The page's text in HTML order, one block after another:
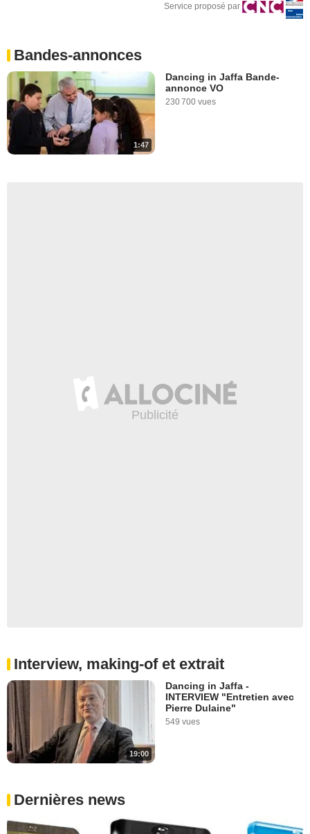
Service proposé par
Bandes-annonces
1:47
Dancing in Jaffa Bande-
annonce VO
230 700 vues
Interview, making-of et extrait
19:00
Dancing in Jaffa -
INTERVIEW "Entretien avec
Pierre Dulaine"
549 vues
Dernières news